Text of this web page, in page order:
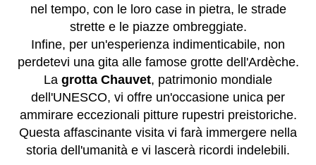
nel tempo, con le loro case in pietra, le strade
strette e le piazze ombreggiate.
Infine, per un'esperienza indimenticabile, non
perdetevi una gita alle famose grotte dell'Ardèche.
La grotta Chauvet, patrimonio mondiale
dell'UNESCO, vi offre un'occasione unica per
ammirare eccezionali pitture rupestri preistoriche.
Questa affascinante visita vi farà immergere nella
storia dell'umanità e vi lascerà ricordi indelebili.